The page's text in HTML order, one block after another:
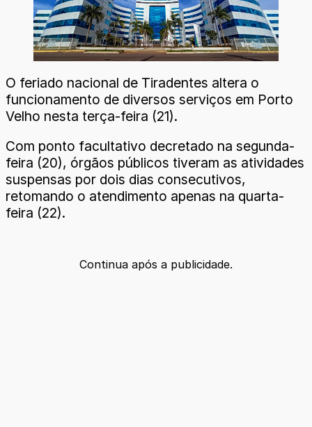
O feriado nacional de Tiradentes altera o
funcionamento de diversos serviços em Porto
Velho nesta terça-feira (21).
Com ponto facultativo decretado na segunda-
feira (20), órgãos públicos tiveram as atividades
suspensas por dois dias consecutivos,
retomando o atendimento apenas na quarta-
feira (22).
Continua após a publicidade.